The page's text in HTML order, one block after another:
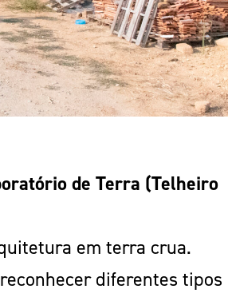
de Terra (Telheiro
em terra crua.
diferentes tipos